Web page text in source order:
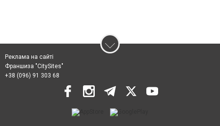
Реклама на сайті
Франшиза "CitySites"
+38 (096) 91 303 68